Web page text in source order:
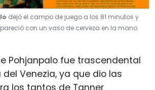
dejó el campo de juego a los 81 minutos y
con un vaso de cerveza en la mano.
Pohjanpalo fue trascendental
Venezia, ya que dio las